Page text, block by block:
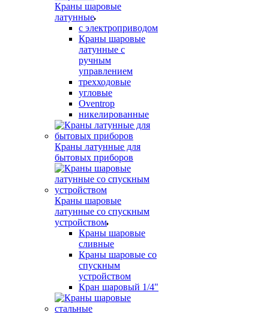
Краны шаровые
латунные
с электроприводом
Краны шаровые
латунные с
ручным
управлением
трехходовые
угловые
Oventrop
никелированные
Краны латунные для
бытовых приборов
Краны шаровые
латунные со спускным
устройством
Краны шаровые
сливные
Краны шаровые со
спускным
устройством
Кран шаровый 1/4"